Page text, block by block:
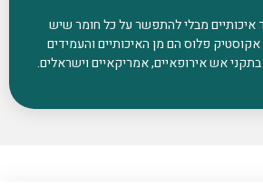
איכותיים מבלי להתפשר על כל חומר שיש
פלוס הם מן האיכותיים והעמידים
אש אירופאיים, אמריקאיים וישראלים.